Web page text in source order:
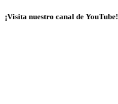
¡Visita nuestro canal de YouTube!